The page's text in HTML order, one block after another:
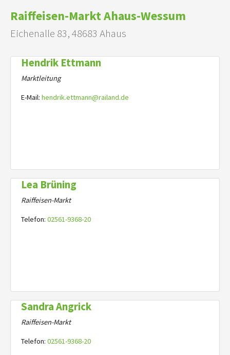
Raiffeisen-Markt Ahaus-Wessum
Eichenalle 83, 48683 Ahaus
Hendrik Ettmann
Marktleitung
E-Mail: hendrik.ettmann@railand.de
Lea Brüning
Raiffeisen-Markt
Telefon: 02561-9368-20
Sandra Angrick
Raiffeisen-Markt
Telefon: 02561-9368-20